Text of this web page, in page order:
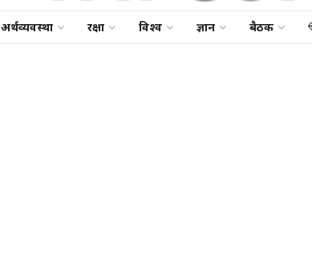
अर्थव्यवस्था रक्षा विश्व ज्ञान बैठक